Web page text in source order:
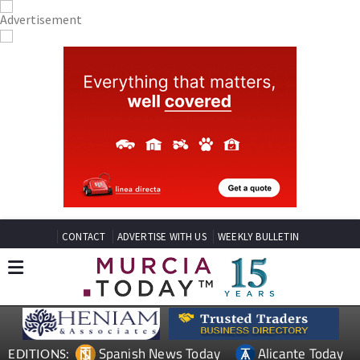
CONTACT ADVERTISE WITH US WEEKLY BULLETIN
EDITIONS: Spanish News Today Alicante Today